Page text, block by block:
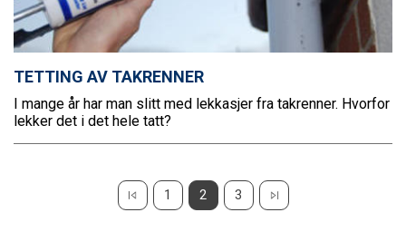
TETTING AV TAKRENNER
I mange år har man slitt med lekkasjer fra takrenner. Hvorfor
lekker det i det hele tatt?
1 2 3